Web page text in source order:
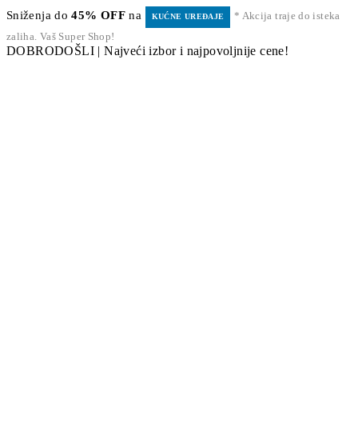
Sniženja do45% OFF na KUĆNE UREĐAJE
* Akcija traje do isteka
zaliha. Vaš Super Shop!
DOBRODOŠLI | Najveći izbor i najpovoljnije cene!